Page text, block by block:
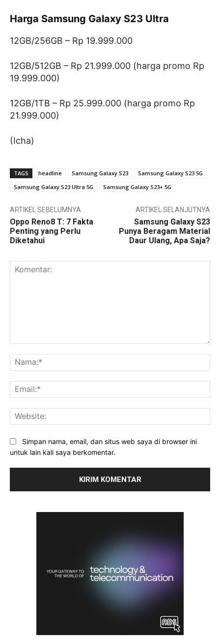
Harga Samsung Galaxy S23 Ultra
12GB/256GB – Rp 19.999.000
12GB/512GB – Rp 21.999.000 (harga promo Rp
19.999.000)
12GB/1TB – Rp 25.999.000 (harga promo Rp
21.999.000)
(Icha)
TAGS headline Samsung Galaxy S23
Samsung Galaxy S23 5G
Samsung Galaxy S23 Ultra 5G
Samsung Galaxy S23+ 5G
ARTIKEL SEBELUMNYA
Oppo Reno8 T: 7 Fakta
Penting yang Perlu
Diketahui
ARTIKEL SELANJUTNYA
Samsung Galaxy S23
Punya Beragam Material
Daur Ulang, Apa Saja?
Simpan nama, email, dan situs web saya di browser ini
untuk lain kali saya berkomentar.